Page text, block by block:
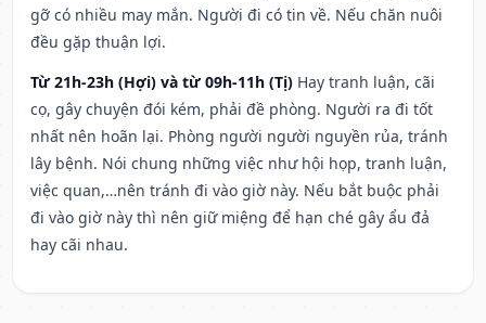
gỡ có nhiều may mắn. Người đi có tin về. Nếu chăn nuôi
đều gặp thuận lợi.
Từ 21h-23h (Hợi) và từ 09h-11h (Tị) Hay tranh luận, cãi
cọ, gây chuyện đói kém, phải đề phòng. Người ra đi tốt
nhất nên hoãn lại. Phòng người người nguyền rủa, tránh
lây bệnh. Nói chung những việc như hội họp, tranh luận,
việc quan,…nên tránh đi vào giờ này. Nếu bắt buộc phải
đi vào giờ này thì nên giữ miệng để hạn ché gây ẩu đả
hay cãi nhau.